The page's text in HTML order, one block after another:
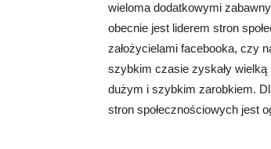
wieloma dodatkowymi
obecnie jest liderem stron
założycielami facebooka, czy
szybkim czasie zyskały wielką
dużym i szybkim zarobkiem.
stron społecznościowych jest